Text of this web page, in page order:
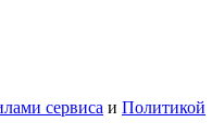
сервиса и Политикой